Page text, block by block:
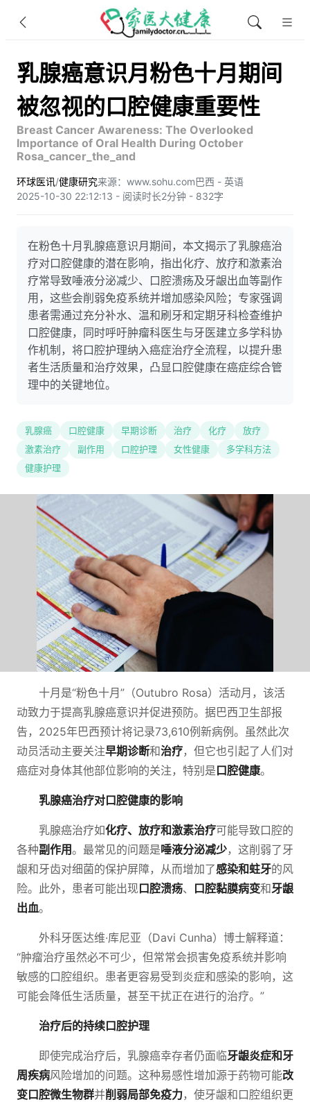
乳腺癌意识月粉色十月期间
被忽视的口腔健康重要性
Breast Cancer Awareness: The Overlooked
Importance of Oral Health During October
Rosa_cancer_the_and
环球医讯/健康研究来源：www.sohu.com巴西 - 英语
2025-10-30 22:12:13 - 阅读时长2分钟 - 832字
在粉色十月乳腺癌意识月期间，本文揭示了乳腺癌治
疗对口腔健康的潜在影响，指出化疗、放疗和激素治
疗常导致唾液分泌减少、口腔溃疡及牙龈出血等副作
用，这些会削弱免疫系统并增加感染风险；专家强调
患者需通过充分补水、温和刷牙和定期牙科检查维护
口腔健康，同时呼吁肿瘤科医生与牙医建立多学科协
作机制，将口腔护理纳入癌症治疗全流程，以提升患
者生活质量和治疗效果，凸显口腔健康在癌症综合管
理中的关键地位。
乳腺癌 口腔健康 早期诊断 治疗 化疗
放疗
激素治疗
副作用 口腔护理 女性健康
多学科方法
健康护理
十月是“粉色十月”（Outubro Rosa）活动月，该活
动致力于提高乳腺癌意识并促进预防。据巴西卫生部报
告，2025年巴西预计将记录73,610例新病例。虽然此次
动员活动主要关注早期诊断和治疗，但它也引起了人们对
癌症对身体其他部位影响的关注，特别是口腔健康。
乳腺癌治疗对口腔健康的影响
乳腺癌治疗如化疗、放疗和激素治疗可能导致口腔的
各种副作用。最常见的问题是唾液分泌减少，这削弱了牙
龈和牙齿对细菌的保护屏障，从而增加了感染和蛀牙的风
险。此外，患者可能出现口腔溃疡、 口腔黏膜病变和牙龈
出血。
外科牙医达维·库尼亚（Davi Cunha）博士解释道：
“肿瘤治疗虽然必不可少，但常常会损害免疫系统并影响
敏感的口腔组织。患者更容易受到炎症和感染的影响，这
可能会降低生活质量，甚至干扰正在进行的治疗。”
治疗后的持续口腔护理
即使完成治疗后，乳腺癌幸存者仍面临牙龈炎症和牙
周疾病风险增加的问题。这种易感性增加源于药物可能改
变口腔微生物群并削弱局部免疫力，使牙龈和口腔组织更